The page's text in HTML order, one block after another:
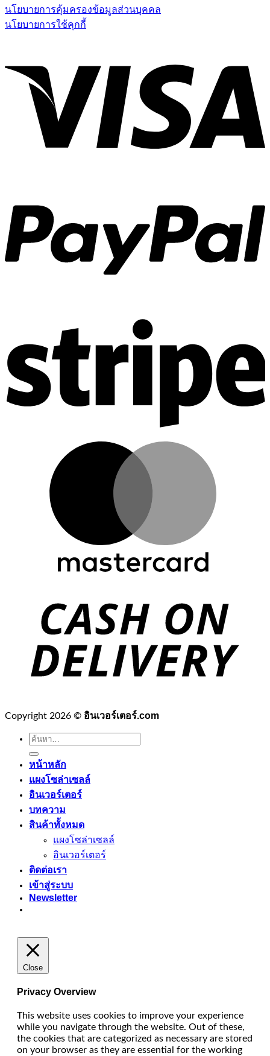
นโยบายการคุ้มครองข้อมูลส่วนบุคคล
นโยบายการใช้คุกกี้
Copyright 2026 © อินเวอร์เตอร์.com
ค้นหา:
หน้าหลัก
แผงโซล่าเซลล์
อินเวอร์เตอร์
บทความ
สินค้าทั้งหมด
แผงโซล่าเซลล์
อินเวอร์เตอร์
ติดต่อเรา
เข้าสู่ระบบ
Newsletter
Close
Privacy Overview
This website uses cookies to improve your experience
while you navigate through the website. Out of these,
the cookies that are categorized as necessary are stored
on your browser as they are essential for the working